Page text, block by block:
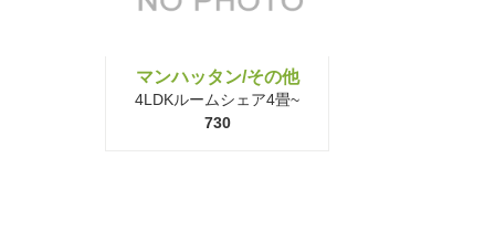
マンハッタン/その他
4LDKルームシェア4畳~
730